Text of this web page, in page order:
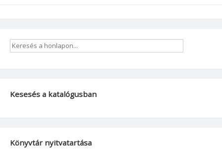
Kesesés a katalógusban
Könyvtár nyitvatartása